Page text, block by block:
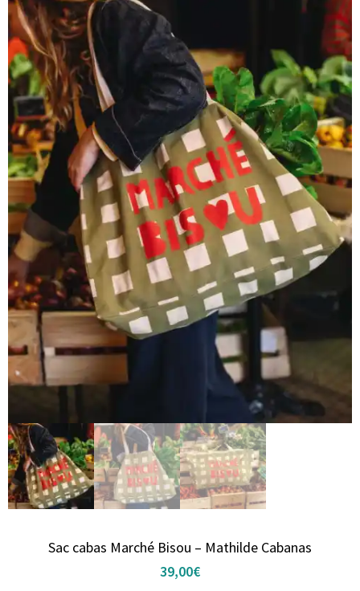
Sac cabas Marché Bisou – Mathilde Cabanas
39,00€